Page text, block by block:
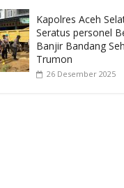
Kapolres Aceh
Seratus personel
Banjir Bandang
Trumon
26 Desember 2025